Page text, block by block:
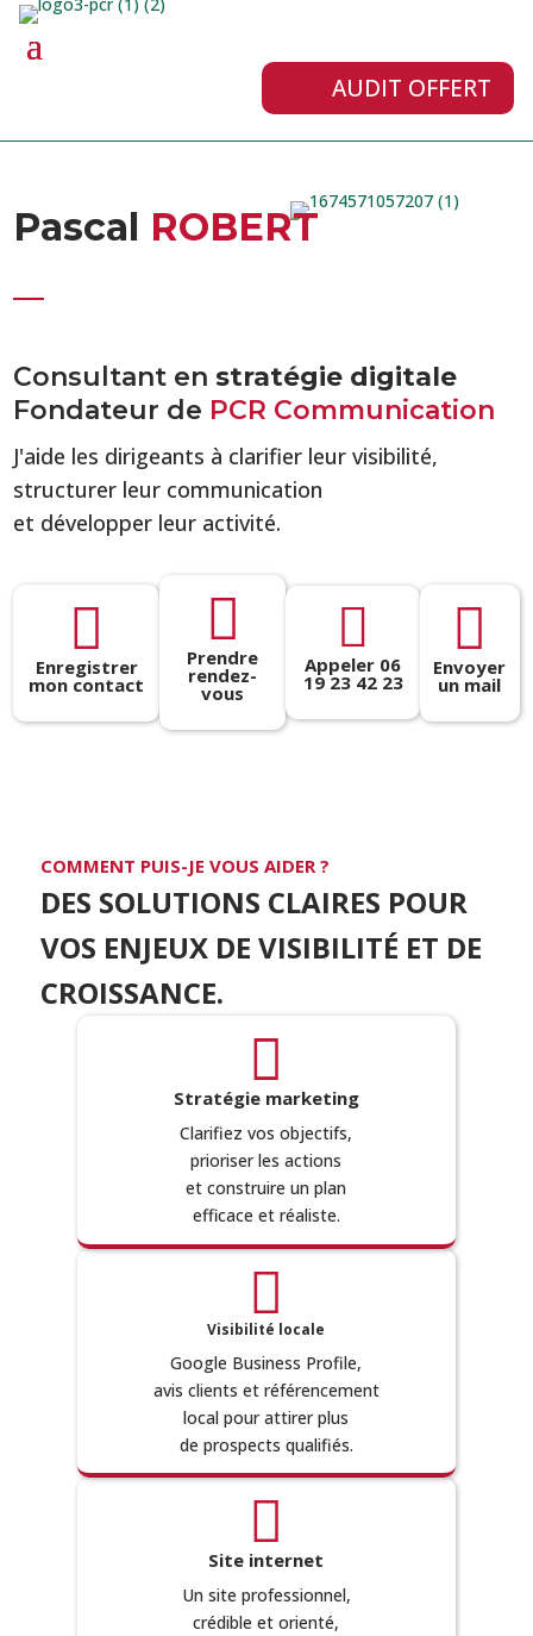
AUDIT OFFERT
Pascal ROBERT
Consultant en stratégie digitale
Fondateur de PCR Communication
J'aide les dirigeants à clarifier leur visibilité,
structurer leur communication
et développer leur activité.

Enregistrer
mon contact

Prendre
rendez-
vous

Appeler 06
19 23 42 23

Envoyer
un mail
COMMENT PUIS-JE VOUS AIDER ?
DES SOLUTIONS CLAIRES POUR
VOS ENJEUX DE VISIBILITÉ ET DE
CROISSANCE.

Stratégie marketing
Clarifiez vos objectifs,
prioriser les actions
et construire un plan
efficace et réaliste.

Visibilité locale
Google Business Profile,
avis clients et référencement
local pour attirer plus
de prospects qualifiés.

Site internet
Un site professionnel,
crédible et orienté,